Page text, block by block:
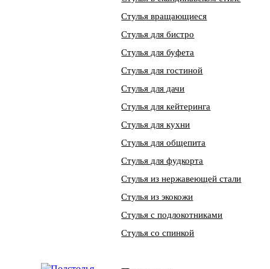
Стулья вращающиеся
Стулья для бистро
Стулья для буфета
Стулья для гостиной
Стулья для дачи
Стулья для кейтеринга
Стулья для кухни
Стулья для общепита
Стулья для фудкорта
Стулья из нержавеющей стали
Стулья из экокожи
Стулья с подлокотниками
Стулья со спинкой